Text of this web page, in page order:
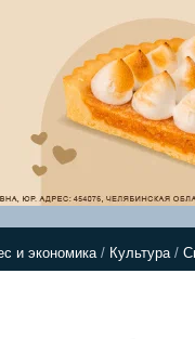
и экономика/ Культура/